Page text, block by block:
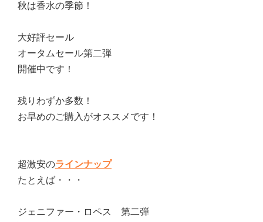
秋は香水の季節！
大好評セール
オータムセール第二弾
開催中です！
残りわずか多数！
お早めのご購入がオススメです！
超激安のラインナップ
たとえば・・・
ジェニファー・ロペス 第二弾